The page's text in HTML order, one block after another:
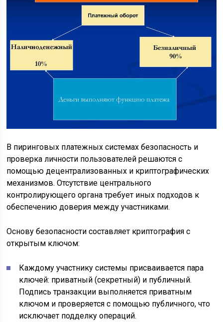
В пиринговых платежных системах безопасность и
проверка личности пользователей решаются с
помощью децентрализованных и криптографических
механизмов. Отсутствие центрального
контролирующего органа требует иных подходов к
обеспечению доверия между участниками.
Основу безопасности составляет криптография с
открытым ключом:
Каждому участнику системы присваивается пара
ключей: приватный (секретный) и публичный.
Подпись транзакции выполняется приватным
ключом и проверяется с помощью публичного, что
исключает подделку операций.